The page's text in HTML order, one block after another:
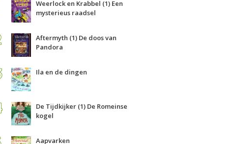
Weerlock en Krabbel (1) Een
mysterieus raadsel
Aftermyth (1) De doos van
Pandora
Ila en de dingen
De Tijdkijker (1) De Romeinse
kogel
Aapvarken